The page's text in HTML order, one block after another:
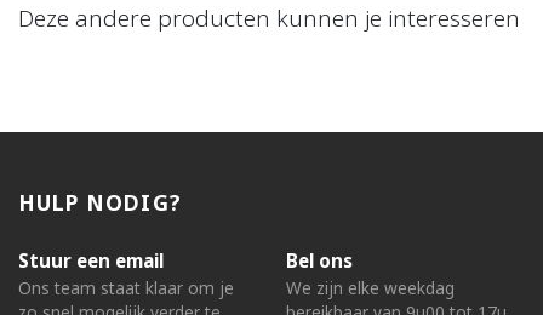
Deze andere producten kunnen je interesseren
HULP NODIG?
Stuur een email
Ons team staat klaar om je
Bel ons
We zijn elke weekdag